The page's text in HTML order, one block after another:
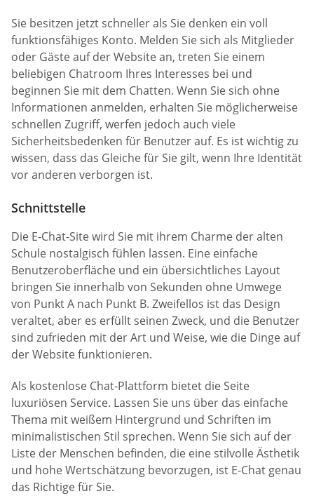
Sie besitzen jetzt schneller als Sie denken ein voll
funktionsfähiges Konto. Melden Sie sich als Mitglieder
oder Gäste auf der Website an, treten Sie einem
beliebigen Chatroom Ihres Interesses bei und
beginnen Sie mit dem Chatten. Wenn Sie sich ohne
Informationen anmelden, erhalten Sie möglicherweise
schnellen Zugriff, werfen jedoch auch viele
Sicherheitsbedenken für Benutzer auf. Es ist wichtig zu
wissen, dass das Gleiche für Sie gilt, wenn Ihre Identität
vor anderen verborgen ist.
Schnittstelle
Die E-Chat-Site wird Sie mit ihrem Charme der alten
Schule nostalgisch fühlen lassen. Eine einfache
Benutzeroberfläche und ein übersichtliches Layout
bringen Sie innerhalb von Sekunden ohne Umwege
von Punkt A nach Punkt B. Zweifellos ist das Design
veraltet, aber es erfüllt seinen Zweck, und die Benutzer
sind zufrieden mit der Art und Weise, wie die Dinge auf
der Website funktionieren.
Als kostenlose Chat-Plattform bietet die Seite
luxuriösen Service. Lassen Sie uns über das einfache
Thema mit weißem Hintergrund und Schriften im
minimalistischen Stil sprechen. Wenn Sie sich auf der
Liste der Menschen befinden, die eine stilvolle Ästhetik
und hohe Wertschätzung bevorzugen, ist E-Chat genau
das Richtige für Sie.